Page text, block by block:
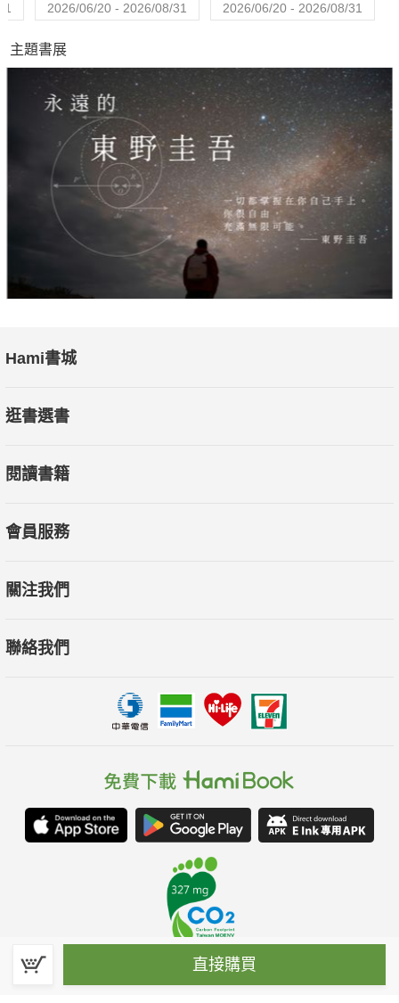
2026/06/20 - 2026/08/31 2026/06/20 - 2026/08/31
直接購買
主題書展
Hami書城
逛書選書
閱讀書籍
會員服務
關注我們
聯絡我們